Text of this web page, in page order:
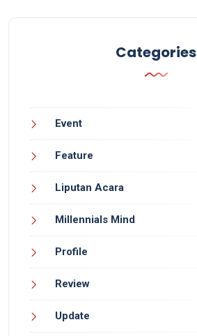
Categories
Event
Feature
Liputan Acara
Millennials Mind
Profile
Review
Update